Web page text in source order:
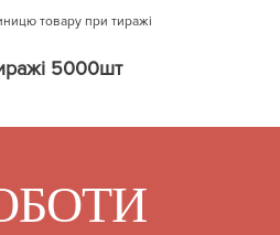
5000шт